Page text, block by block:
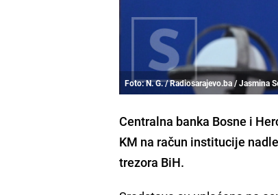
Foto: N. G. / Radiosarajevo.ba / Jasmina
Centralna banka Bosne i
KM na račun institucije
trezora BiH.